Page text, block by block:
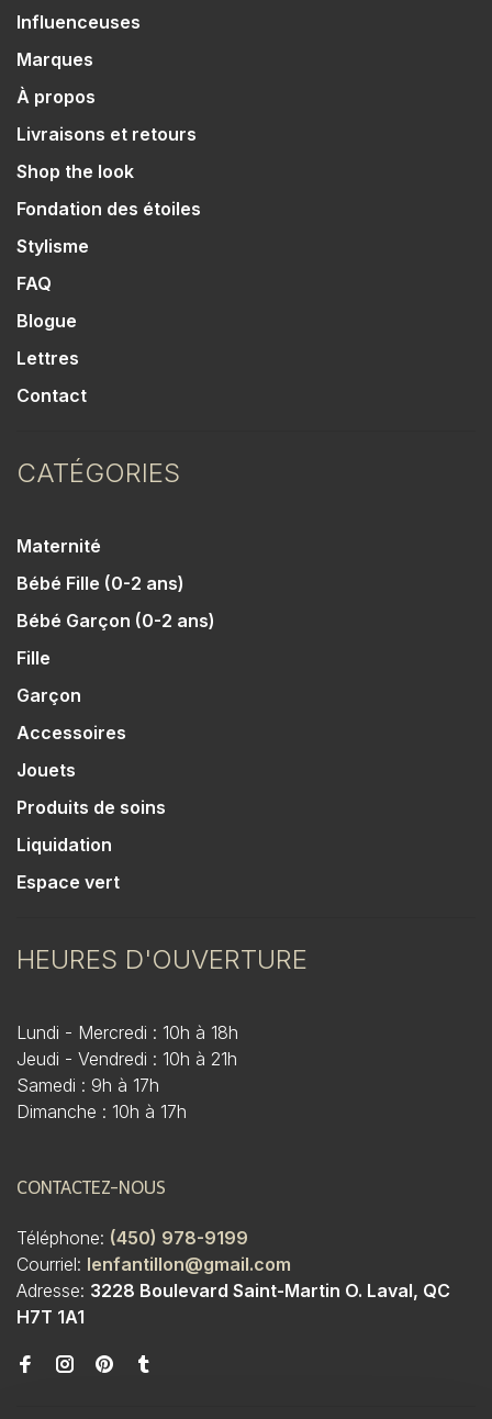
Influenceuses
Marques
À propos
Livraisons et retours
Shop the look
Fondation des étoiles
Stylisme
FAQ
Blogue
Lettres
Contact
CATÉGORIES
Maternité
Bébé Fille (0-2 ans)
Bébé Garçon (0-2 ans)
Fille
Garçon
Accessoires
Jouets
Produits de soins
Liquidation
Espace vert
HEURES D'OUVERTURE
Lundi - Mercredi : 10h à 18h
Jeudi - Vendredi : 10h à 21h
Samedi : 9h à 17h
Dimanche : 10h à 17h
CONTACTEZ-NOUS
Téléphone: (450) 978-9199
Courriel: lenfantillon@gmail.com
Adresse: 3228 Boulevard Saint-Martin O. Laval, QC
H7T 1A1